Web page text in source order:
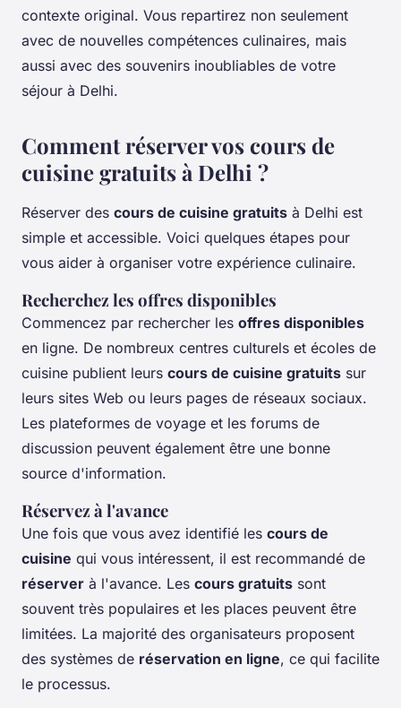
contexte original. Vous repartirez non seulement
avec de nouvelles compétences culinaires, mais
aussi avec des souvenirs inoubliables de votre
séjour à Delhi.
Comment réserver vos cours de
cuisine gratuits à Delhi ?
Réserver des cours de cuisine gratuits à Delhi est
simple et accessible. Voici quelques étapes pour
vous aider à organiser votre expérience culinaire.
Recherchez les offres disponibles
Commencez par rechercher les offres disponibles
en ligne. De nombreux centres culturels et écoles de
cuisine publient leurs cours de cuisine gratuits sur
leurs sites Web ou leurs pages de réseaux sociaux.
Les plateformes de voyage et les forums de
discussion peuvent également être une bonne
source d'information.
Réservez à l'avance
Une fois que vous avez identifié les cours de
cuisine qui vous intéressent, il est recommandé de
réserver à l'avance. Les cours gratuits sont
souvent très populaires et les places peuvent être
limitées. La majorité des organisateurs proposent
des systèmes de réservation en ligne, ce qui facilite
le processus.